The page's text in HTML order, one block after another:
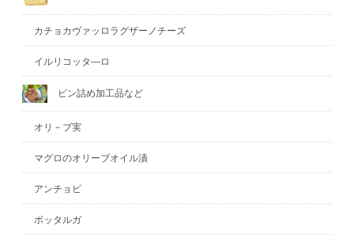
カチョカヴァッロラグザーノチーズ
イルリコッタ―ロ
ビン詰め加工品など
オリ－ブ実
マグロのオリーブオイル漬
アンチョビ
ボッタルガ